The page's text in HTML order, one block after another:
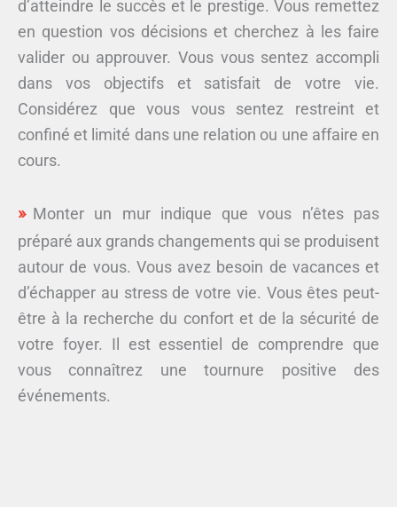
d’atteindre le succès et le prestige. Vous remettez
en question vos décisions et cherchez à les faire
valider ou approuver. Vous vous sentez accompli
dans vos objectifs et satisfait de votre vie.
Considérez que vous vous sentez restreint et
confiné et limité dans une relation ou une affaire en
cours.
Monter un mur indique que vous n’êtes pas
préparé aux grands changements qui se produisent
autour de vous. Vous avez besoin de vacances et
d’échapper au stress de votre vie. Vous êtes peut-
être à la recherche du confort et de la sécurité de
votre foyer. Il est essentiel de comprendre que
vous connaîtrez une tournure positive des
événements.